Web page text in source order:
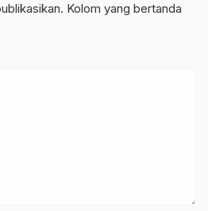
Kolom yang bertanda